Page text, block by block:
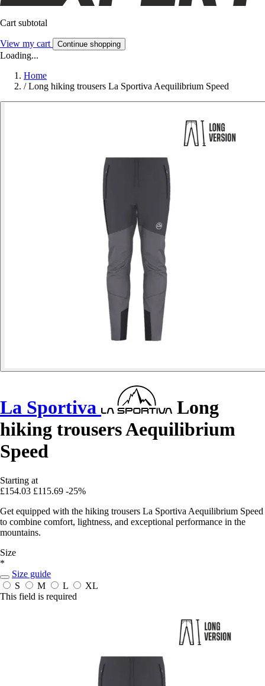
Cart subtotal
View my cart Continue shopping
Loading...
Home
/ Long hiking trousers La Sportiva Aequilibrium Speed
La Sportiva
Long
hiking trousers Aequilibrium
Speed
Starting at
£154.03 £115.69 -25%
Get equipped with the hiking trousers La Sportiva Aequilibrium Speed
to combine comfort, lightness, and exceptional performance in the
mountains.
Size
*
Size guide
S
M L
XL
This field is required